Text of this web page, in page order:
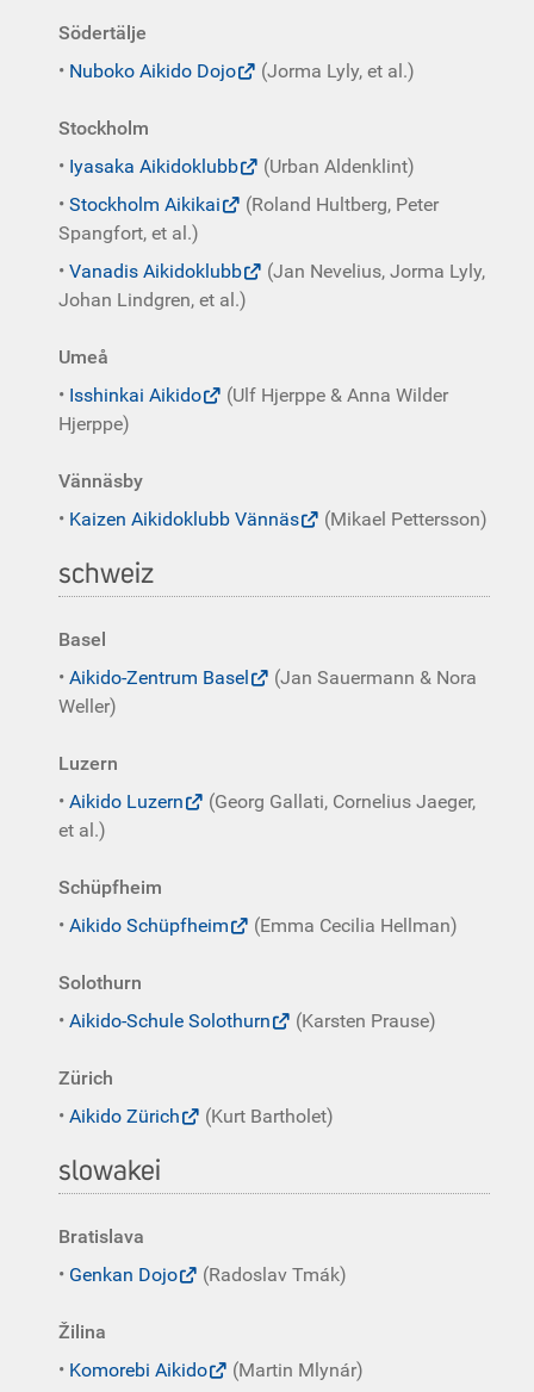
Södertälje
• Nuboko Aikido Dojo (Jorma Lyly, et al.)
Stockholm
• Iyasaka Aikidoklubb
(Urban Aldenklint)
• Stockholm Aikikai
(Roland Hultberg, Peter
Spangfort, et al.)
• Vanadis Aikidoklubb
(Jan Nevelius, Jorma Lyly,
Johan Lindgren, et al.)
Umeå
• Isshinkai Aikido
(Ulf Hjerppe & Anna Wilder
Hjerppe)
Vännäsby
• Kaizen Aikidoklubb Vännäs (Mikael Pettersson)
schweiz
Basel
• Aikido-Zentrum Basel
(Jan Sauermann & Nora
Weller)
Luzern
• Aikido Luzern
(Georg Gallati, Cornelius Jaeger,
et al.)
Schüpfheim
• Aikido Schüpfheim (Emma Cecilia Hellman)
Solothurn
• Aikido-Schule Solothurn (Karsten Prause)
Zürich
• Aikido Zürich (Kurt Bartholet)
slowakei
Bratislava
• Genkan Dojo (Radoslav Tmák)
Žilina
• Komorebi Aikido (Martin Mlynár)